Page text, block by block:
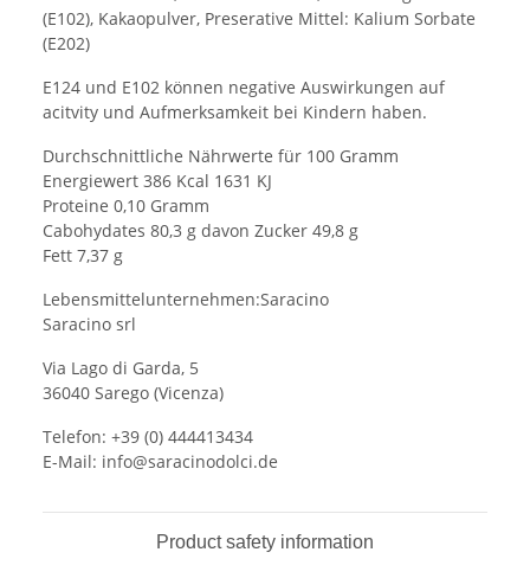
(E102), Kakaopulver, Preserative Mittel: Kalium Sorbate
(E202)
E124 und E102 können negative Auswirkungen auf
acitvity und Aufmerksamkeit bei Kindern haben.
Durchschnittliche Nährwerte für 100 Gramm
Energiewert 386 Kcal 1631 KJ
Proteine 0,10 Gramm
Cabohydates 80,3 g davon Zucker 49,8 g
Fett 7,37 g
Lebensmittelunternehmen:Saracino
Saracino srl
Via Lago di Garda, 5
36040 Sarego (Vicenza)
Telefon: +39 (0) 444413434
E-Mail: info@saracinodolci.de
Product safety information